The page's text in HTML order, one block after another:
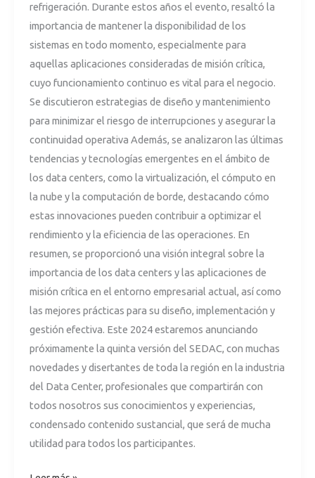
refrigeración. Durante estos años el evento, resaltó la
importancia de mantener la disponibilidad de los
sistemas en todo momento, especialmente para
aquellas aplicaciones consideradas de misión crítica,
cuyo funcionamiento continuo es vital para el negocio.
Se discutieron estrategias de diseño y mantenimiento
para minimizar el riesgo de interrupciones y asegurar la
continuidad operativa Además, se analizaron las últimas
tendencias y tecnologías emergentes en el ámbito de
los data centers, como la virtualización, el cómputo en
la nube y la computación de borde, destacando cómo
estas innovaciones pueden contribuir a optimizar el
rendimiento y la eficiencia de las operaciones. En
resumen, se proporcionó una visión integral sobre la
importancia de los data centers y las aplicaciones de
misión crítica en el entorno empresarial actual, así como
las mejores prácticas para su diseño, implementación y
gestión efectiva. Este 2024 estaremos anunciando
próximamente la quinta versión del SEDAC, con muchas
novedades y disertantes de toda la región en la industria
del Data Center, profesionales que compartirán con
todos nosotros sus conocimientos y experiencias,
condensado contenido sustancial, que será de mucha
utilidad para todos los participantes.